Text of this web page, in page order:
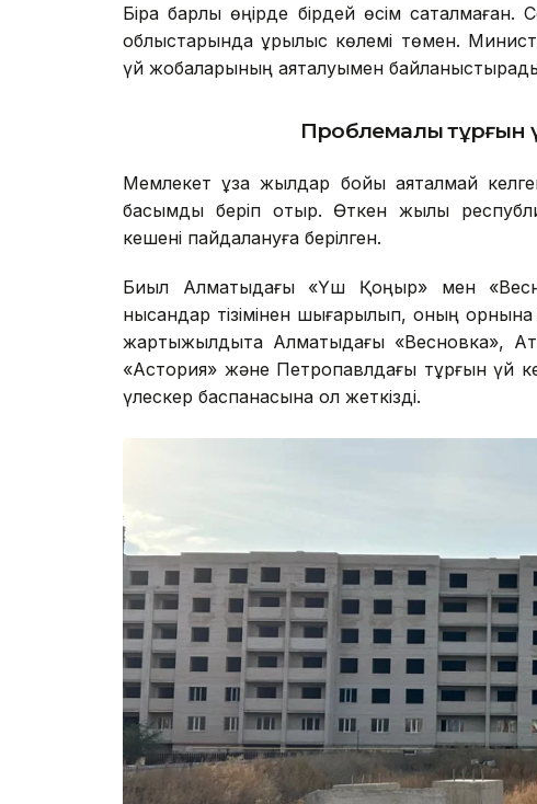
Бірақ барлық өңірде бірдей өсім
облыстарында құрылыс көлемі төмен.
үй жобаларының аяқталуымен
Проблемалы тұрғын
Мемлекет ұзақ жылдар бойы аяқталмай
басымдық беріп отыр. Өткен жылы
кешені пайдалануға берілген.
Биыл Алматыдағы «Үш Қоңыр» мен
нысандар тізімінен шығарылып, оның орнына
жартыжылдықта Алматыдағы «Весновка»,
«Астория» және Петропавлдағы тұрғын үй
үлескер баспанасына қол жеткізді.